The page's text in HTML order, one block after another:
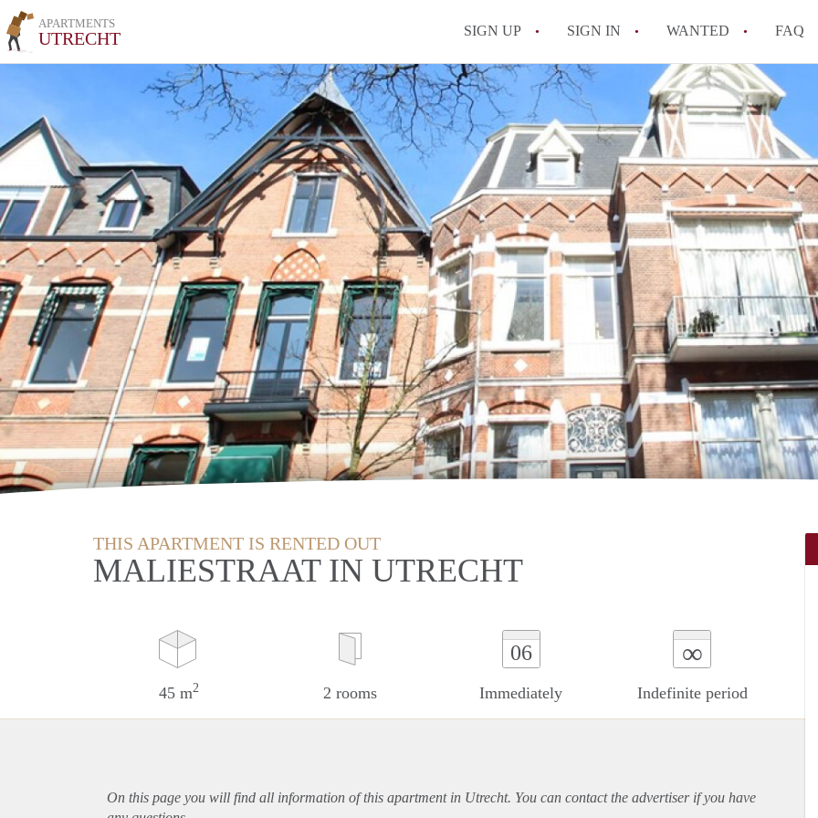
APARTMENTS
UTRECHT SIGN UP SIGN IN WANTED FAQ
All FAQs
THIS APARTMENT IS RENTED OUT
MALIESTRAAT IN UTRECHT
45 m2 2 rooms
06
Immediately
∞
Indefinite period
On this page you will find all information of this apartmentin Utrecht. You can contact the advertiser if you have